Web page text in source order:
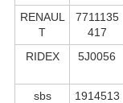
RENAUL
T
7711135
417
RIDEX
5J0056
sbs
1914513